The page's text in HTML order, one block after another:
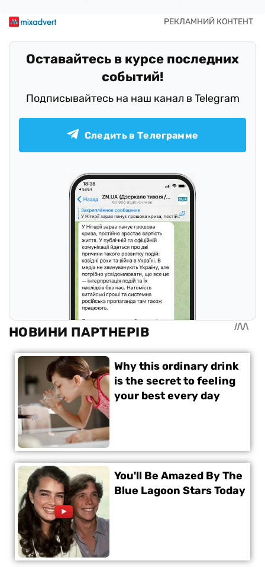
Оставайтесь в курсе последних
событий!
Подписывайтесь на наш канал в Telegram
Следить в Телеграмме